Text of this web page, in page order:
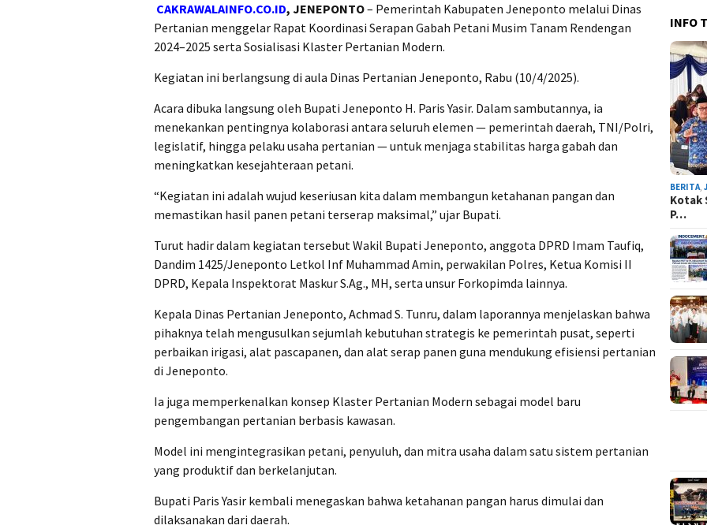
CAKRAWALAINFO.CO.ID, JENEPONTO– Pemerintah Kabupaten Jeneponto melalui Dinas
Pertanian menggelar Rapat Koordinasi Serapan Gabah Petani Musim Tanam Rendengan
2024–2025 serta Sosialisasi Klaster Pertanian Modern.
Kegiatan ini berlangsung di aula Dinas Pertanian Jeneponto, Rabu (10/4/2025).
Acara dibuka langsung oleh Bupati Jeneponto H. Paris Yasir. Dalam sambutannya, ia
menekankan pentingnya kolaborasi antara seluruh elemen — pemerintah daerah, TNI/Polri,
legislatif, hingga pelaku usaha pertanian — untuk menjaga stabilitas harga gabah dan
meningkatkan kesejahteraan petani.
“Kegiatan ini adalah wujud keseriusan kita dalam membangun ketahanan pangan dan
memastikan hasil panen petani terserap maksimal,” ujar Bupati.
Turut hadir dalam kegiatan tersebut Wakil Bupati Jeneponto, anggota DPRD Imam Taufiq,
Dandim 1425/Jeneponto Letkol Inf Muhammad Amin, perwakilan Polres, Ketua Komisi II
DPRD, Kepala Inspektorat Maskur S.Ag., MH, serta unsur Forkopimda lainnya.
Kepala Dinas Pertanian Jeneponto, Achmad S. Tunru, dalam laporannya menjelaskan bahwa
pihaknya telah mengusulkan sejumlah kebutuhan strategis ke pemerintah pusat, seperti
perbaikan irigasi, alat pascapanen, dan alat serap panen guna mendukung efisiensi pertanian
di Jeneponto.
Ia juga memperkenalkan konsep Klaster Pertanian Modern sebagai model baru
pengembangan pertanian berbasis kawasan.
Model ini mengintegrasikan petani, penyuluh, dan mitra usaha dalam satu sistem pertanian
yang produktif dan berkelanjutan.
Bupati Paris Yasir kembali menegaskan bahwa ketahanan pangan harus dimulai dan
dilaksanakan dari daerah.
INFO
BERITA ,
Kotak
P…